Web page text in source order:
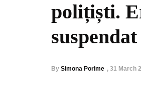
polițiști.
suspendat
By Simona Porime , 31 March